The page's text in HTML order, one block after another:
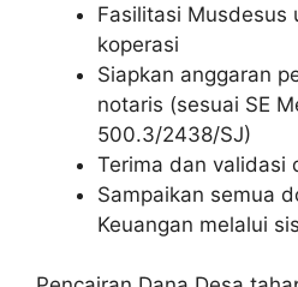
Fasilitasi Musdesus
koperasi
Siapkan anggaran
notaris (sesuai SE
500.3/2438/SJ)
Terima dan validasi
Sampaikan semua
Keuangan melalui